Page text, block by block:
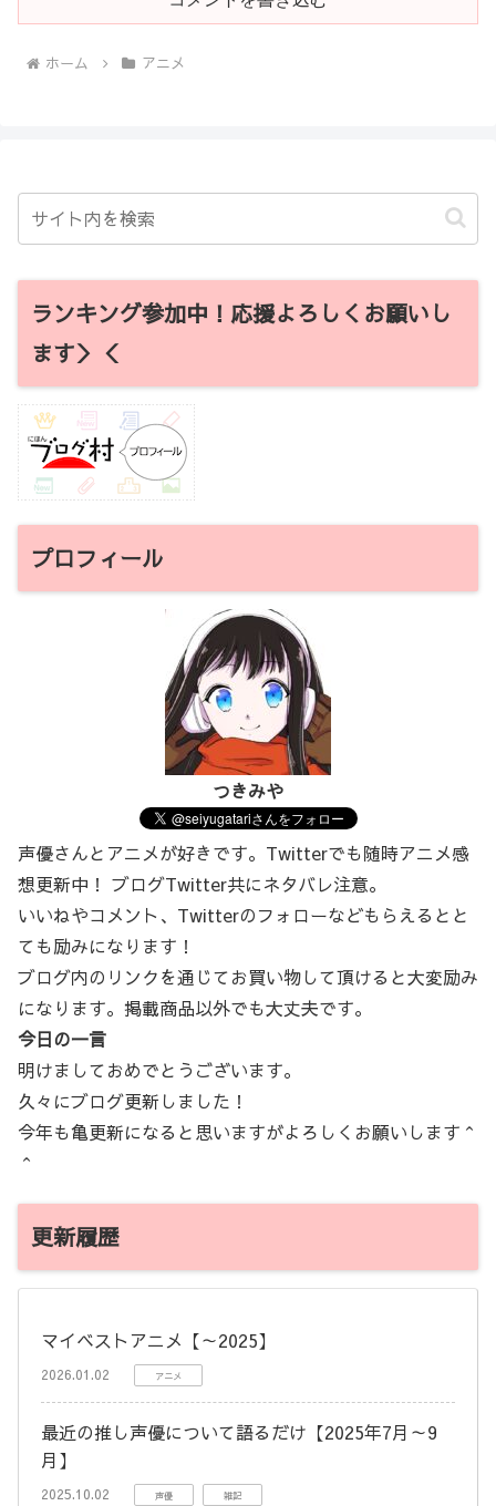
ホーム アニメ
ランキング参加中！応援よろしくお願いし
ます＞＜
プロフィール
つきみや
声優さんとアニメが好きです。Twitterでも随時アニメ感
想更新中！ ブログTwitter共にネタバレ注意。
いいねやコメント、Twitterのフォローなどもらえるとと
ても励みになります！
ブログ内のリンクを通じてお買い物して頂けると大変励み
になります。掲載商品以外でも大丈夫です。
今日の一言
明けましておめでとうございます。
久々にブログ更新しました！
今年も亀更新になると思いますがよろしくお願いします＾
＾
更新履歴
マイベストアニメ【～2025】
2026.01.02 アニメ
最近の推し声優について語るだけ【2025年7月～9
月】
2025.10.02 声優 雑記